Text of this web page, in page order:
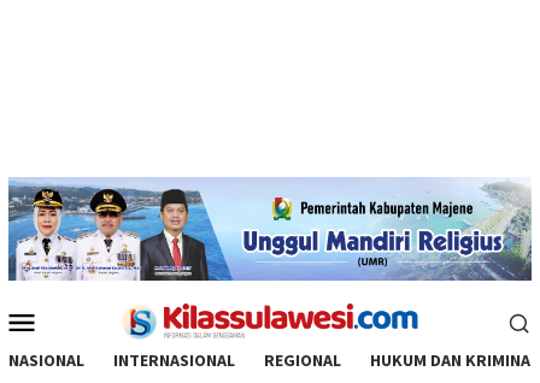
Mobile
NASIONAL INTERNASIONAL REGIONAL HUKUM DAN KRIMINAL